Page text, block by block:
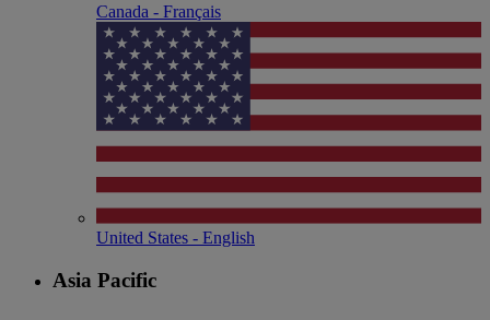
Canada - Français
United States - English
Asia Pacific